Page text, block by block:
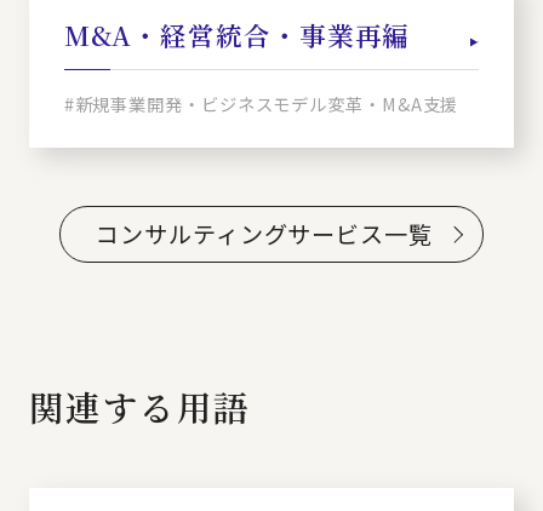
M&A・経営統合・事業再編
#新規事業開発・ビジネスモデル変革・M&A支援
コンサルティングサービス一覧
関連する用語